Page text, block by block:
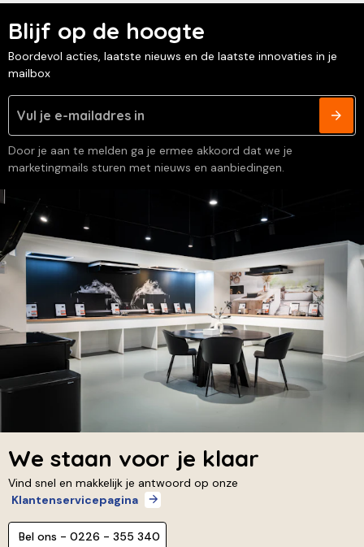
Blijf op de hoogte
Boordevol acties, laatste nieuws en de laatste innovaties in je
mailbox
Door je aan te melden ga je ermee akkoord dat we je
marketingmails sturen met nieuws en aanbiedingen.
We staan voor je klaar
Vind snel en makkelijk je antwoord op onze
Klantenservicepagina
Bel ons - 0226 - 355 340